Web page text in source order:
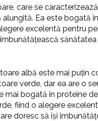
care se
Ea este bogată
excelentă pentru
sănătatea
albă este mai puțin
verde, dar ea are o
mai bogată în proteine
fiind o alegere
doresc să își